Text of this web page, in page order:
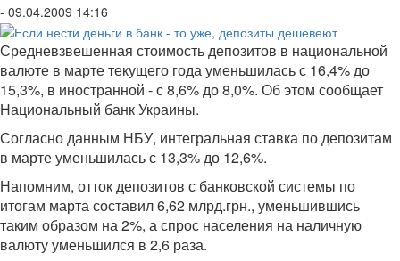
- 09.04.2009 14:16
Средневзвешенная стоимость депозитов в национальной
валюте в марте текущего года уменьшилась с 16,4% до
15,3%, в иностранной - с 8,6% до 8,0%. Об этом сообщает
Национальный банк Украины.
Согласно данным НБУ, интегральная ставка по депозитам
в марте уменьшилась с 13,3% до 12,6%.
Напомним, отток депозитов с банковской системы по
итогам марта составил 6,62 млрд.грн., уменьшившись
таким образом на 2%, а спрос населения на наличную
валюту уменьшился в 2,6 раза.